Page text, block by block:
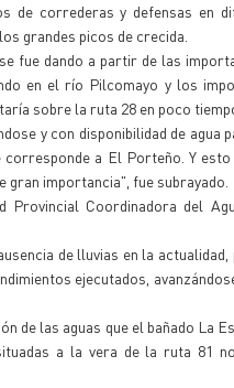
de correderas y defensas en
grandes picos de crecida.
fue dando a partir de las
en el río Pilcomayo y los
sobre la ruta 28 en poco
y con disponibilidad de agua
a El Porteño. Y
importancia", fue subrayado.
Provincial Coordinadora del
de lluvias en la
ejecutados,
de las aguas que el bañado La
a la vera de la ruta 81